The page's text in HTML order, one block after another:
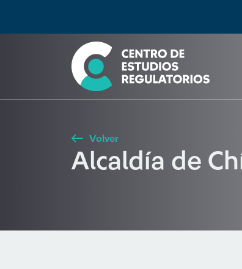
Seleccione país
Buscar
Volver
Alcaldía de